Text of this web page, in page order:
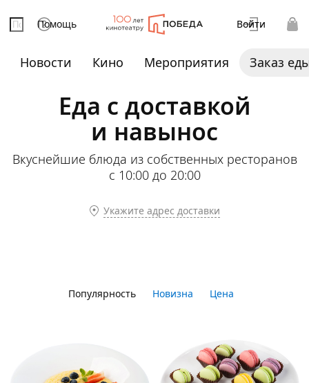
Помощь Войти
Новости Кино Мероприятия Заказ
Еда с доставкой
и навынос
Вкуснейшие блюда из собственных ресторанов
с 10:00 до 20:00
Укажите адрес доставки
Популярность Новизна Цена